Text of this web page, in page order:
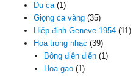
Du ca(1)
Giọng ca vàng (35)
Hiệp định Geneve 1954 (11)
Hoa trong nhạc (39)
Bông điên điển(1)
Hoa gạo(1)